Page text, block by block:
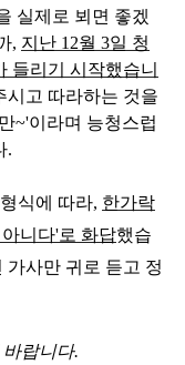
실제로 뵈면 좋겠
, 지난 12월 3일 청
들리기 시작했습니
시고 따라하는 것을
~'이라며 능청스럽
.
형식에 따라, 한가락
니다'로 화답했습
가사만 귀로 듣고 정
랍니다.